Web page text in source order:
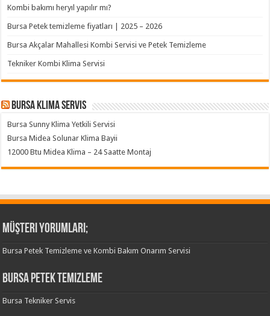
Kombi bakımı heryıl yapılır mı?
Bursa Petek temizleme fiyatları | 2025 – 2026
Bursa Akçalar Mahallesi Kombi Servisi ve Petek Temizleme
Tekniker Kombi Klima Servisi
Bursa klima servis
Bursa Sunny Klima Yetkili Servisi
Bursa Midea Solunar Klima Bayii
12000 Btu Midea Klima – 24 Saatte Montaj
Müşteri Yorumları;
Bursa Petek Temizleme ve Kombi Bakım Onarım Servisi
Bursa Petek Temizleme
Bursa Tekniker Servis